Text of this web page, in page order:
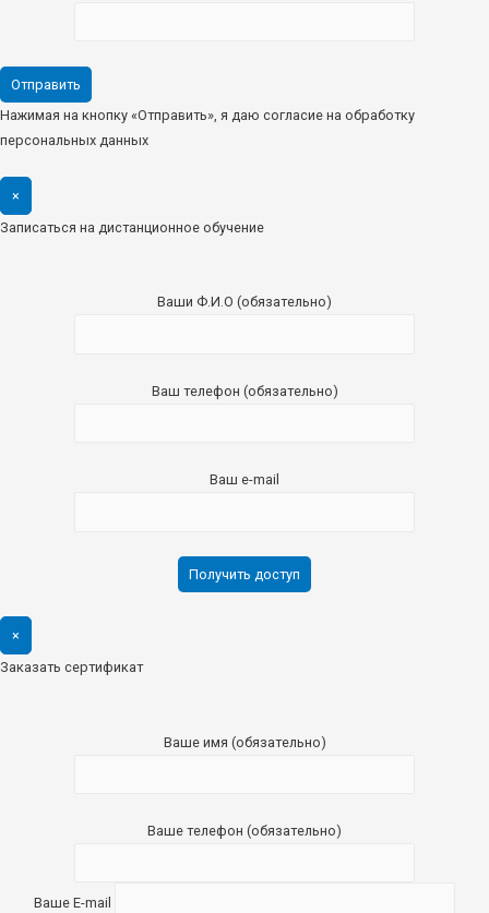
Нажимая на кнопку «Отправить», я даю согласие на обработку
персональных данных
×
Записаться на дистанционное обучение
Ваши Ф.И.О (обязательно)
Ваш телефон (обязательно)
Ваш e-mail
×
Заказать сертификат
Ваше имя (обязательно)
Ваше телефон (обязательно)
Ваше E-mail